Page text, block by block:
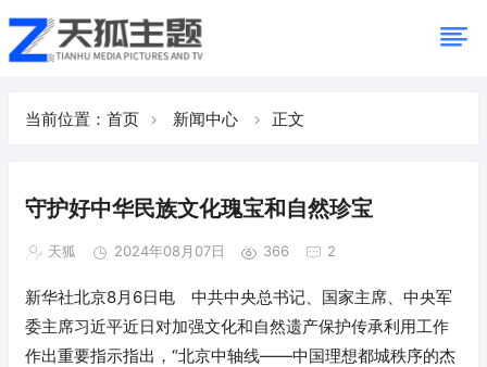
当前位置： 首页 新闻中心 正文
守护好中华民族文化瑰宝和自然珍宝
天狐 2024年08月07日 366 2
新华社北京8月6日电 中共中央总书记、国家主席、中央军
委主席习近平近日对加强文化和自然遗产保护传承利用工作
作出重要指示指出，“北京中轴线——中国理想都城秩序的杰